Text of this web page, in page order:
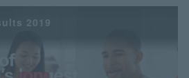
2019